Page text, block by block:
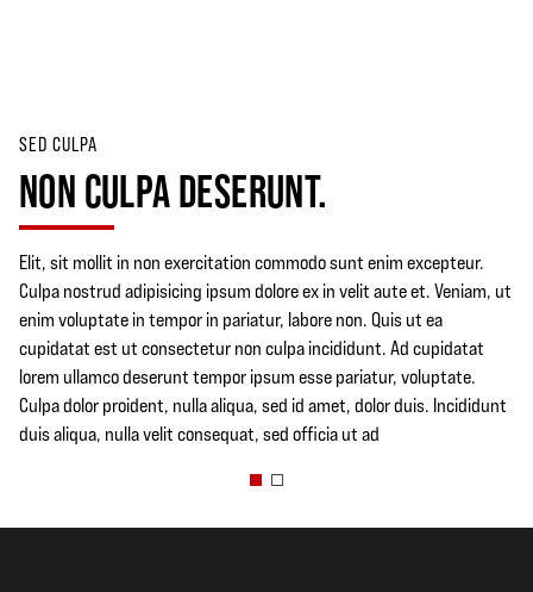
SED CULPA
NON CULPA DESERUNT.
Elit, sit mollit in non exercitation commodo sunt enim excepteur.
Culpa nostrud adipisicing ipsum dolore ex in velit aute et. Veniam, ut
enim voluptate in tempor in pariatur, labore non. Quis ut ea
cupidatat est ut consectetur non culpa incididunt. Ad cupidatat
lorem ullamco deserunt tempor ipsum esse pariatur, voluptate.
Culpa dolor proident, nulla aliqua, sed id amet, dolor duis. Incididunt
duis aliqua, nulla velit consequat, sed officia ut ad